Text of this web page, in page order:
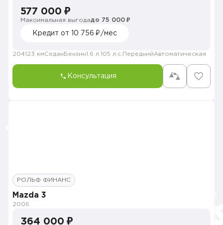
577 000 ₽
Максимальная выгодадо 75 000 ₽
Кредит от 10 756 ₽/мес
204123 кмСедан Бензин1.6 л. 105 л.с. ПереднийАвтоматическая
Консультация
РОЛЬФ ФИНАНС
Mazda 3
2006
364 000 ₽